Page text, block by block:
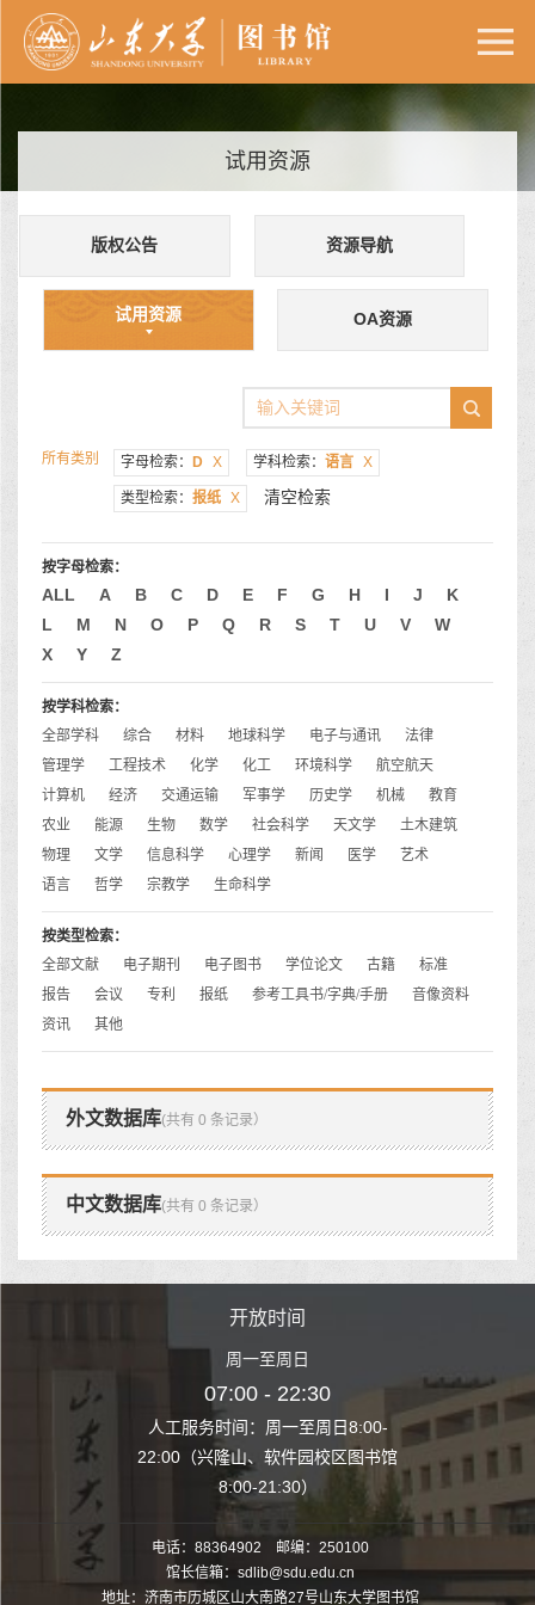
试用资源
版权公告 资源导航
试用资源 OA资源
所有类别 字母检索： D X 学科检索： 语言 X
类型检索： 报纸 X 清空检索
按字母检索：
ALL A B C D E F G H I J
K
L
M N O P Q R S T U V
W
X
Y Z
按学科检索：
全部学科
综合 材料 地球科学 电子与通讯
法律
管理学
工程技术 化学 化工 环境科学
航空航天
计算机
经济 交通运输 军事学 历史学 机械
教育
农业
能源 生物 数学 社会科学 天文学
土木建筑
物理
文学 信息科学 心理学 新闻 医学
艺术
语言
哲学 宗教学 生命科学
按类型检索：
全部文献
电子期刊 电子图书 学位论文 古籍
标准
报告
会议 专利 报纸 参考工具书/字典/手册
音像资料
资讯
其他
外文数据库(共有 0 条记录）
中文数据库(共有 0 条记录）
至周日8:00-
园校区图书馆
开放时间
周一至周日
07:00 - 22:30
人工服务时间：周一至周日8:00-
22:00（兴隆山、软件园校区图书馆
8:00-21:30）
人工服务时间
22:00（兴隆山
电话：88364902 邮编：250100
馆长信箱：sdlib@sdu.edu.cn
地址：济南市历城区山大南路27号山东大学图书馆